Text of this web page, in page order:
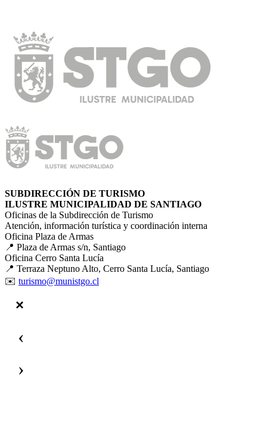
SUBDIRECCIÓN DE TURISMO
ILUSTRE MUNICIPALIDAD DE SANTIAGO
Oficinas de la Subdirección de Turismo
Atención, información turística y coordinación interna
Oficina Plaza de Armas
📍 Plaza de Armas s/n, Santiago
Oficina Cerro Santa Lucía
📍 Terraza Neptuno Alto, Cerro Santa Lucía, Santiago
✉️ turismo@munistgo.cl
‹
›